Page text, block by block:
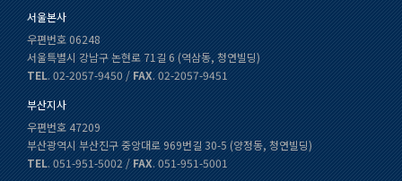
서울본사
우편번호 06248
서울특별시 강남구 논현로 71길 6 (역삼동, 청연빌딩)
TEL. 02-2057-9450 /FAX. 02-2057-9451
부산지사
우편번호 47209
부산광역시 부산진구 중앙대로 969번길 30-5 (양정동, 청연빌딩)
TEL. 051-951-5002 /FAX. 051-951-5001